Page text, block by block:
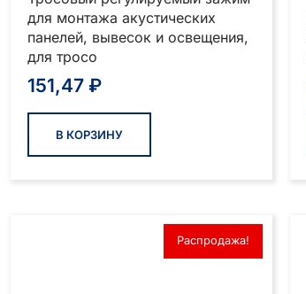
для монтажа акустических
панелей, вывесок и освещения,
для тросо
151,47 ₽
В КОРЗИНУ
Распродажа!